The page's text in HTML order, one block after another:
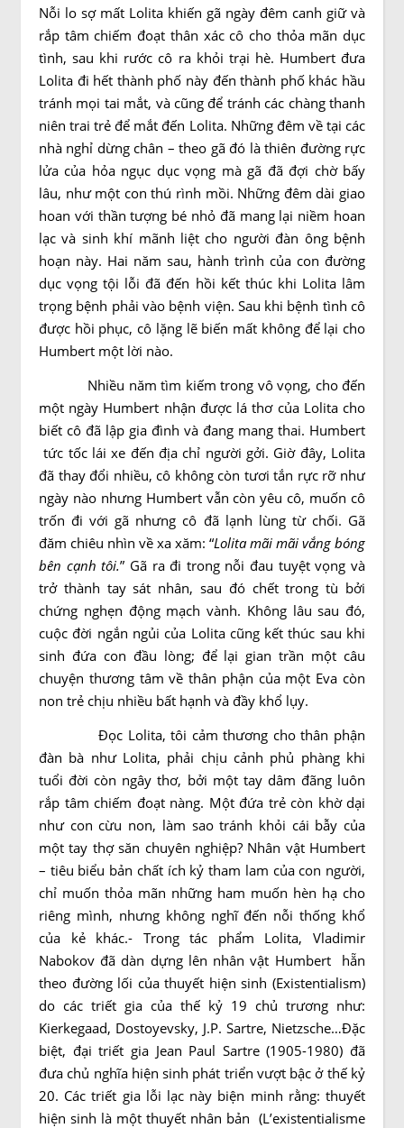
Nỗi lo sợ mất Lolita khiến gã ngày đêm canh giữ và
rắp tâm chiếm đoạt thân xác cô cho thỏa mãn dục
tình, sau khi rước cô ra khỏi trại hè. Humbert đưa
Lolita đi hết thành phố này đến thành phố khác hầu
tránh mọi tai mắt, và cũng để tránh các chàng thanh
niên trai trẻ để mắt đến Lolita. Những đêm về tại các
nhà nghỉ dừng chân – theo gã đó là thiên đường rực
lửa của hỏa ngục dục vọng mà gã đã đợi chờ bấy
lâu, như một con thú rình mồi. Những đêm dài giao
hoan với thần tượng bé nhỏ đã mang lại niềm hoan
lạc và sinh khí mãnh liệt cho người đàn ông bệnh
hoạn này. Hai năm sau, hành trình của con đường
dục vọng tội lỗi đã đến hồi kết thúc khi Lolita lâm
trọng bệnh phải vào bệnh viện. Sau khi bệnh tình cô
được hồi phục, cô lặng lẽ biến mất không để lại cho
Humbert một lời nào.
Nhiều năm tìm kiếm trong vô vọng, cho đến
một ngày Humbert nhận được lá thơ của Lolita cho
biết cô đã lập gia đình và đang mang thai. Humbert
tức tốc lái xe đến địa chỉ người gởi. Giờ đây, Lolita
đã thay đổi nhiều, cô không còn tươi tắn rực rỡ như
ngày nào nhưng Humbert vẫn còn yêu cô, muốn cô
trốn đi với gã nhưng cô đã lạnh lùng từ chối. Gã
đăm chiêu nhìn về xa xăm: “Lolita mãi mãi vắng bóng
bên cạnh tôi.” Gã ra đi trong nỗi đau tuyệt vọng và
trở thành tay sát nhân, sau đó chết trong tù bởi
chứng nghẹn động mạch vành. Không lâu sau đó,
cuộc đời ngắn ngủi của Lolita cũng kết thúc sau khi
sinh đứa con đầu lòng; để lại gian trần một câu
chuyện thương tâm về thân phận của một Eva còn
non trẻ chịu nhiều bất hạnh và đầy khổ lụy.
Đọc Lolita, tôi cảm thương cho thân phận
đàn bà như Lolita, phải chịu cảnh phủ phàng khi
tuổi đời còn ngây thơ, bởi một tay dâm đãng luôn
rắp tâm chiếm đoạt nàng. Một đứa trẻ còn khờ dại
như con cừu non, làm sao tránh khỏi cái bẫy của
một tay thợ săn chuyên nghiệp? Nhân vật Humbert
– tiêu biểu bản chất ích kỷ tham lam của con người,
chỉ muốn thỏa mãn những ham muốn hèn hạ cho
riêng mình, nhưng không nghĩ đến nỗi thống khổ
của kẻ khác.- Trong tác phẩm Lolita, Vladimir
Nabokov đã dàn dựng lên nhân vật Humbert hẵn
theo đường lối của thuyết hiện sinh (Existentialism)
do các triết gia của thế kỷ 19 chủ trương như:
Kierkegaad, Dostoyevsky, J.P. Sartre, Nietzsche…Đặc
biệt, đại triết gia Jean Paul Sartre (1905-1980) đã
đưa chủ nghĩa hiện sinh phát triển vượt bậc ở thế kỷ
20. Các triết gia lỗi lạc này biện minh rằng: thuyết
hiện sinh là một thuyết nhân bản (L’existentialisme